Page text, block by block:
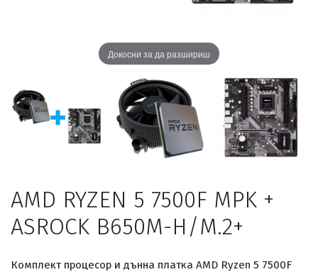
Докосни за да разшириш
AMD RYZEN 5 7500F MPK +
ASROCK B650M-H/M.2+
Комплект процесор и дънна платка AMD Ryzen 5 7500F